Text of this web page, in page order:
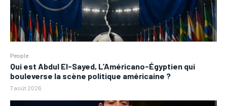
People
Qui est Abdul El-Sayed, L’Américano-Égyptien qui
bouleverse la scène politique américaine ?
7 août 2026